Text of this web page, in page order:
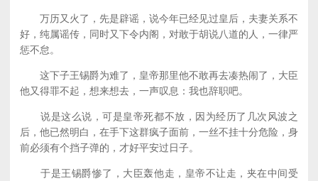
万历又火了，先是辟谣，说今年已经见过皇后，夫妻关系不
好，纯属谣传，同时又下令内阁，对敢于胡说八道的人，一律严
惩不怠。
这下子王锡爵为难了，皇帝那里他不敢再去凑热闹了，大臣
他又得罪不起，想来想去，一声叹息：我也辞职吧。
说是这么说，可是皇帝死都不放，因为经历了几次风波之
后，他已然明白，在手下这群疯子面前，一丝不挂十分危险，身
前必须有个挡子弹的，才好平安过日子。
于是王锡爵惨了，大臣轰他走，皇帝不让走，夹在中间受